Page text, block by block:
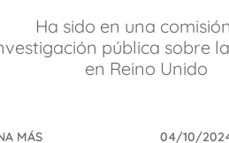
Ha sido en una
pública sobre
en Reino Unido
MÁS 04/10/